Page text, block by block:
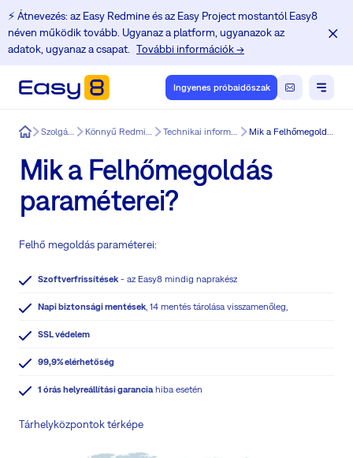
⚡️ Átnevezés: az Easy Redmine és az Easy Project mostantól Easy8
néven működik tovább. Ugyanaz a platform, ugyanazok az
adatok, ugyanaz a csapat.
További információk →
Ingyenes próbaidőszak
Easy8 Szolgáltatások Könnyű Redmine integráció Technikai információk az Easy8 Mik a Felhőmegoldás paraméterei?
Mik a Felhőmegoldás
paraméterei?
Felhő megoldás paraméterei:
Szoftverfrissítések- az Easy8 mindig naprakész
Napi biztonsági mentések, 14 mentés tárolása visszamenőleg,
SSL védelem
99,9% elérhetőség
1 órás helyreállítási garanciahiba esetén
Tárhelyközpontok térképe